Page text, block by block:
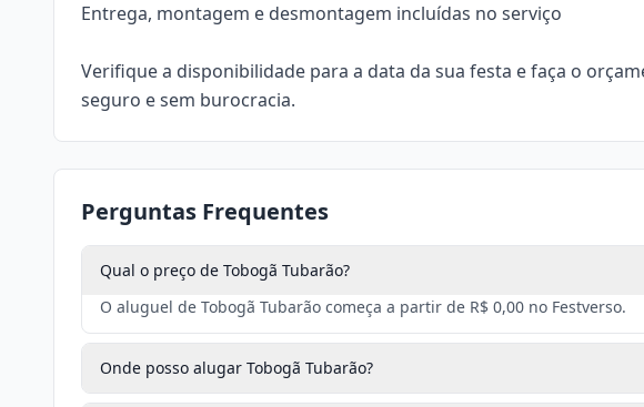
Entrega, montagem e desmontagem incluídas no serviço
Verifique a disponibilidade para a data da sua festa e faça o
seguro e sem burocracia.
Perguntas Frequentes
Qual o preço de Tobogã Tubarão?
O aluguel de Tobogã Tubarão começa a partir de R$ 0,00 no Festverso.
Onde posso alugar Tobogã Tubarão?